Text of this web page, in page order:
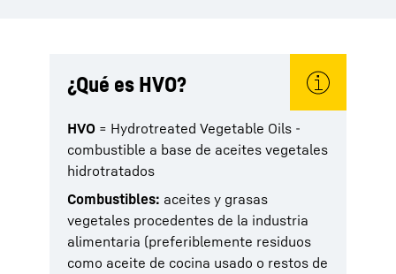
¿Qué es HVO?
HVO = Hydrotreated Vegetable Oils -
combustible a base de aceites vegetales
hidrotratados
Combustibles: aceites y grasas
vegetales procedentes de la industria
alimentaria (preferiblemente residuos
como aceite de cocina usado o restos de